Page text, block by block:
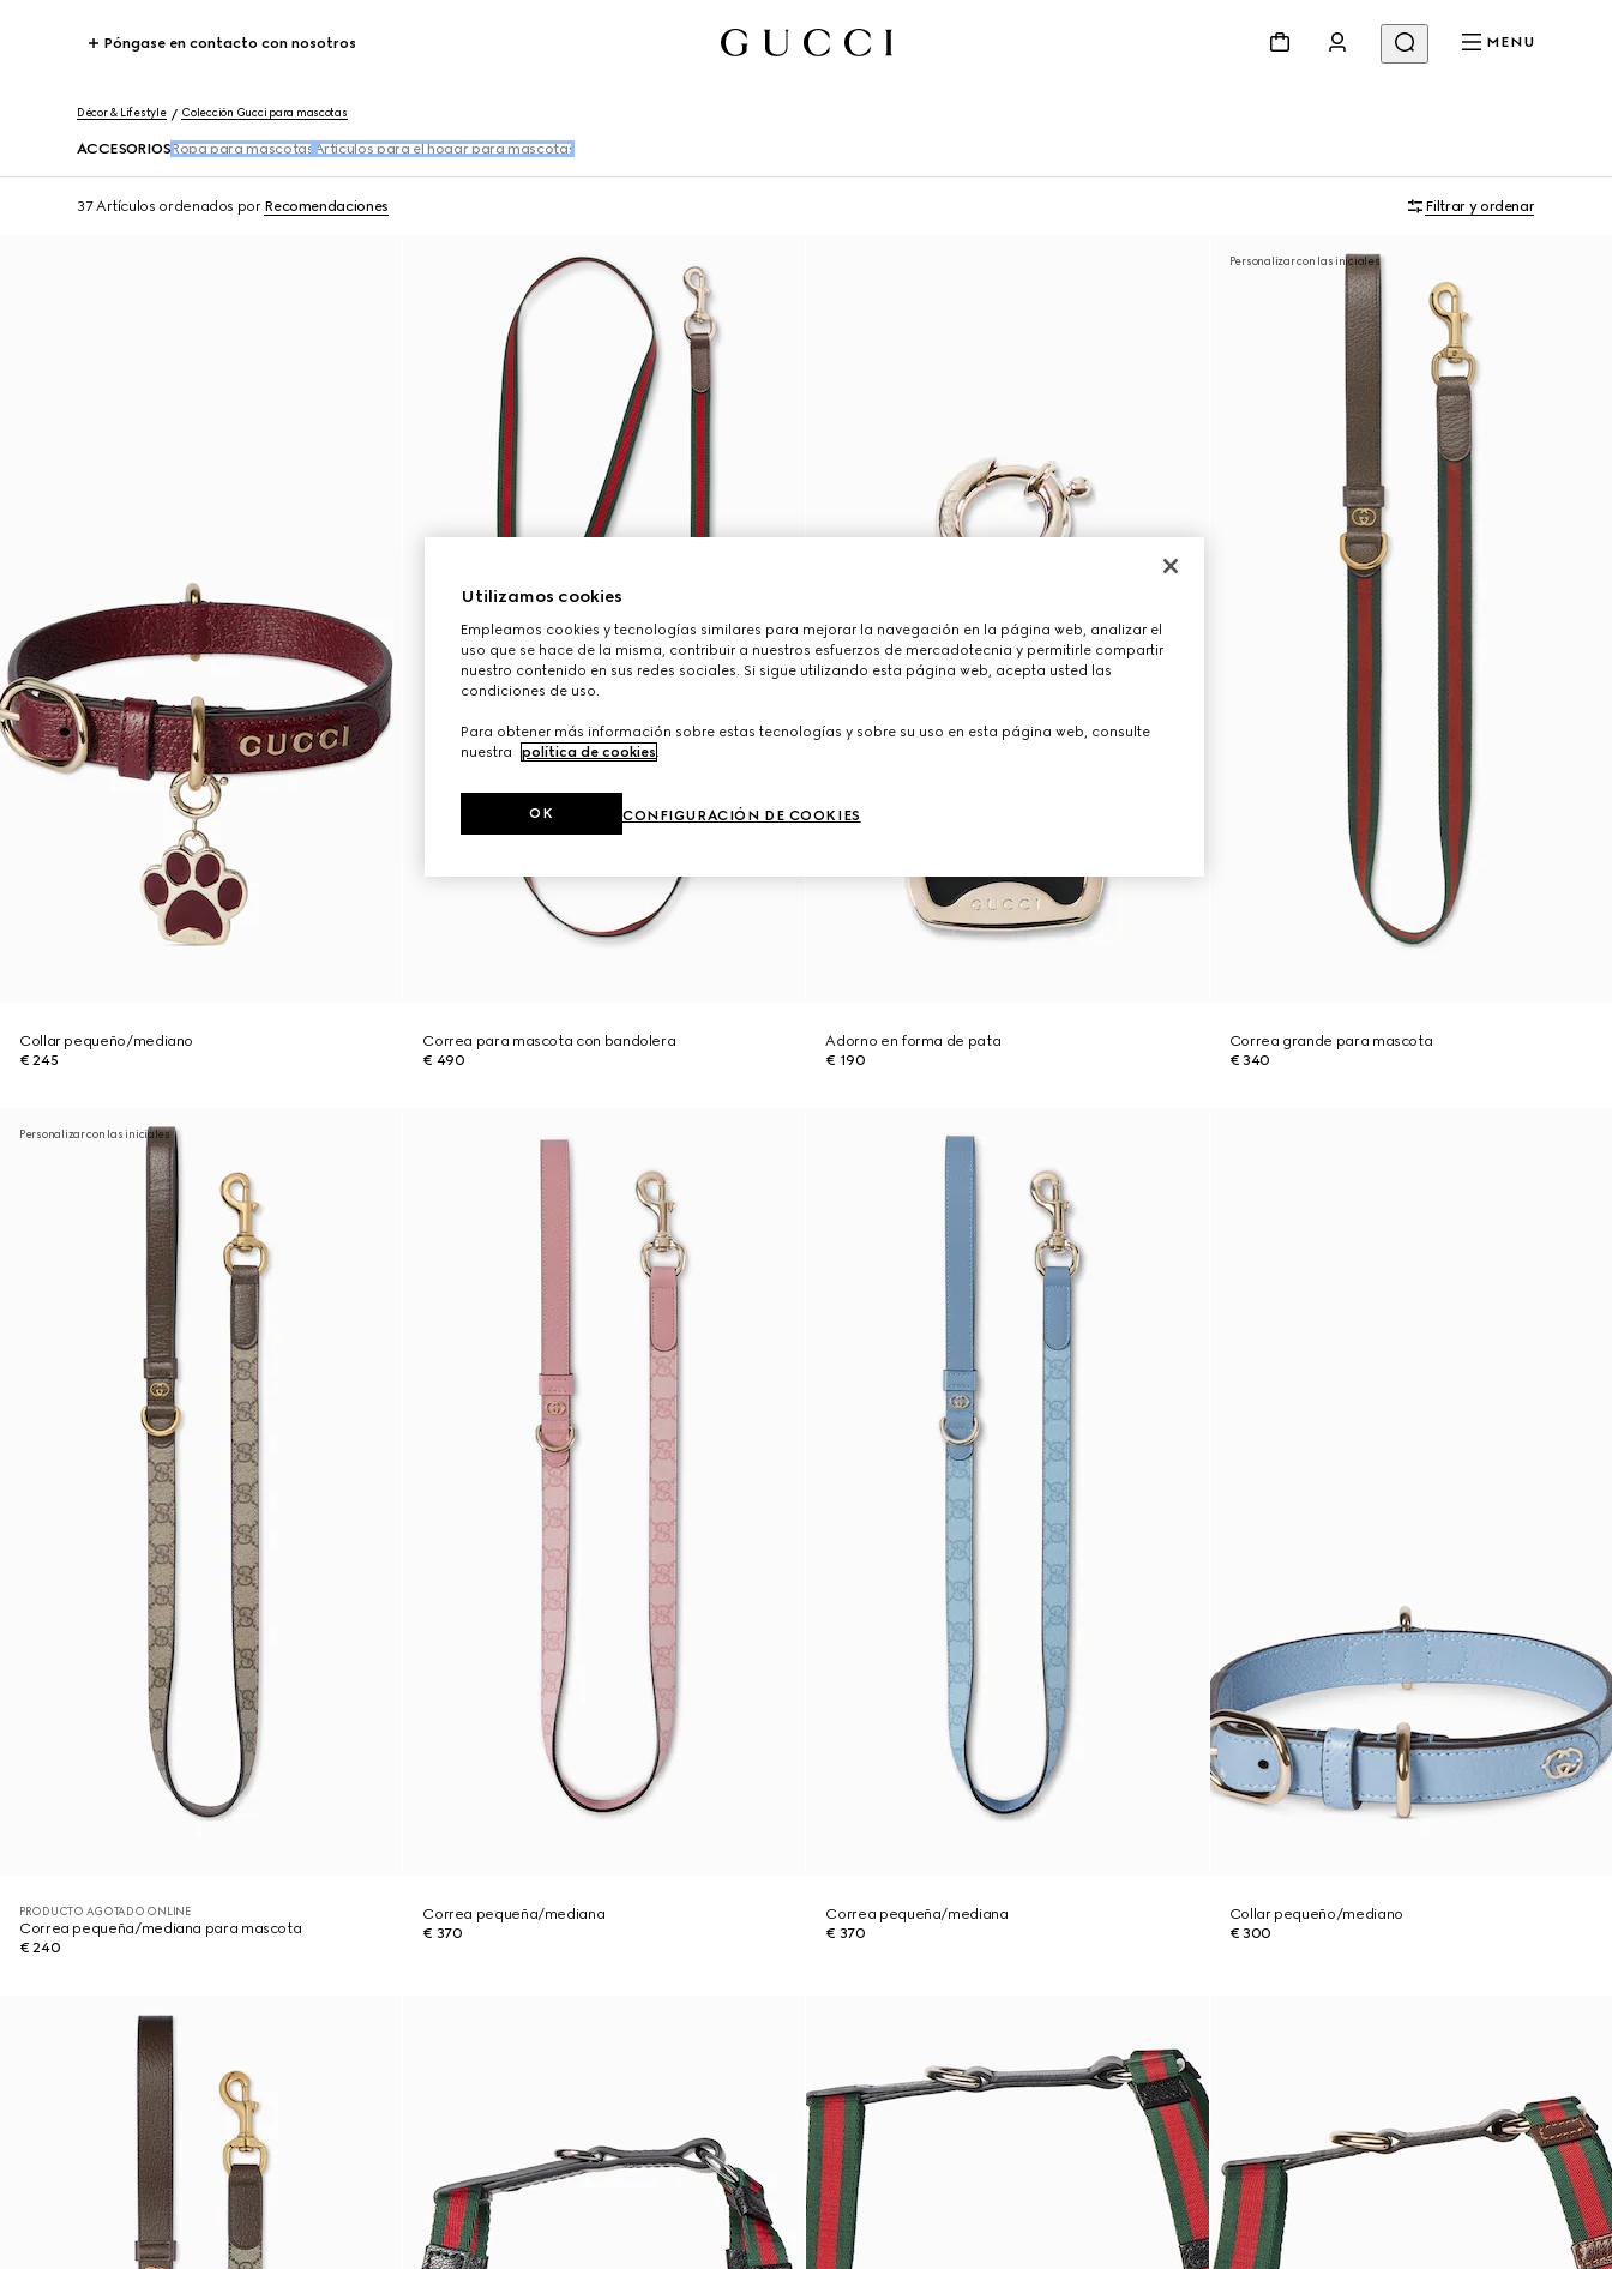
Póngase en contacto con nosotros MENU
Décor & Lifestyle Colección Gucci para mascotas
ACCESORIOS Ropa para mascotas Artículos para el hogar para mascotas
37 Artículos ordenados por Recomendaciones Filtrar y ordenar
Collar pequeño/mediano
€ 245
Correa para mascota con bandolera
€ 490
Adorno en forma de pata
€ 190
Personalizar con las iniciales
Correa grande para mascota
€ 340
Personalizar con las iniciales
PRODUCTO AGOTADO ONLINE
Correa pequeña/mediana para mascota
€ 240
Correa pequeña/mediana
€ 370
Correa pequeña/mediana
€ 370
Collar pequeño/mediano
€ 300
Utilizamos cookies
Empleamos cookies y tecnologías similares para mejorar la navegación en la página web, analizar el
uso que se hace de la misma, contribuir a nuestros esfuerzos de mercadotecnia y permitirle compartir
nuestro contenido en sus redes sociales. Si sigue utilizando esta página web, acepta usted las
condiciones de uso.
Para obtener más información sobre estas tecnologías y sobre su uso en esta página web, consulte
nuestra
política de cookies.
CONFIGURACIÓN DE COOKIES
OK